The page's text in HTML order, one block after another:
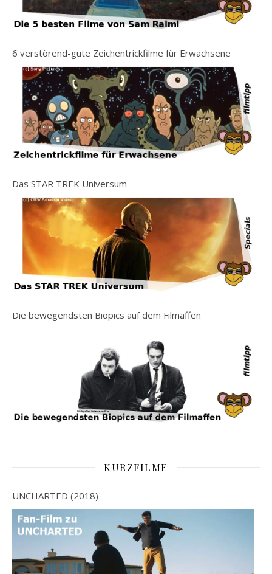
6 verstörend-gute Zeichentrickfilme für Erwachsene
Das STAR TREK Universum
Die bewegendsten Biopics auf dem Filmaffen
KURZFILME
UNCHARTED (2018)